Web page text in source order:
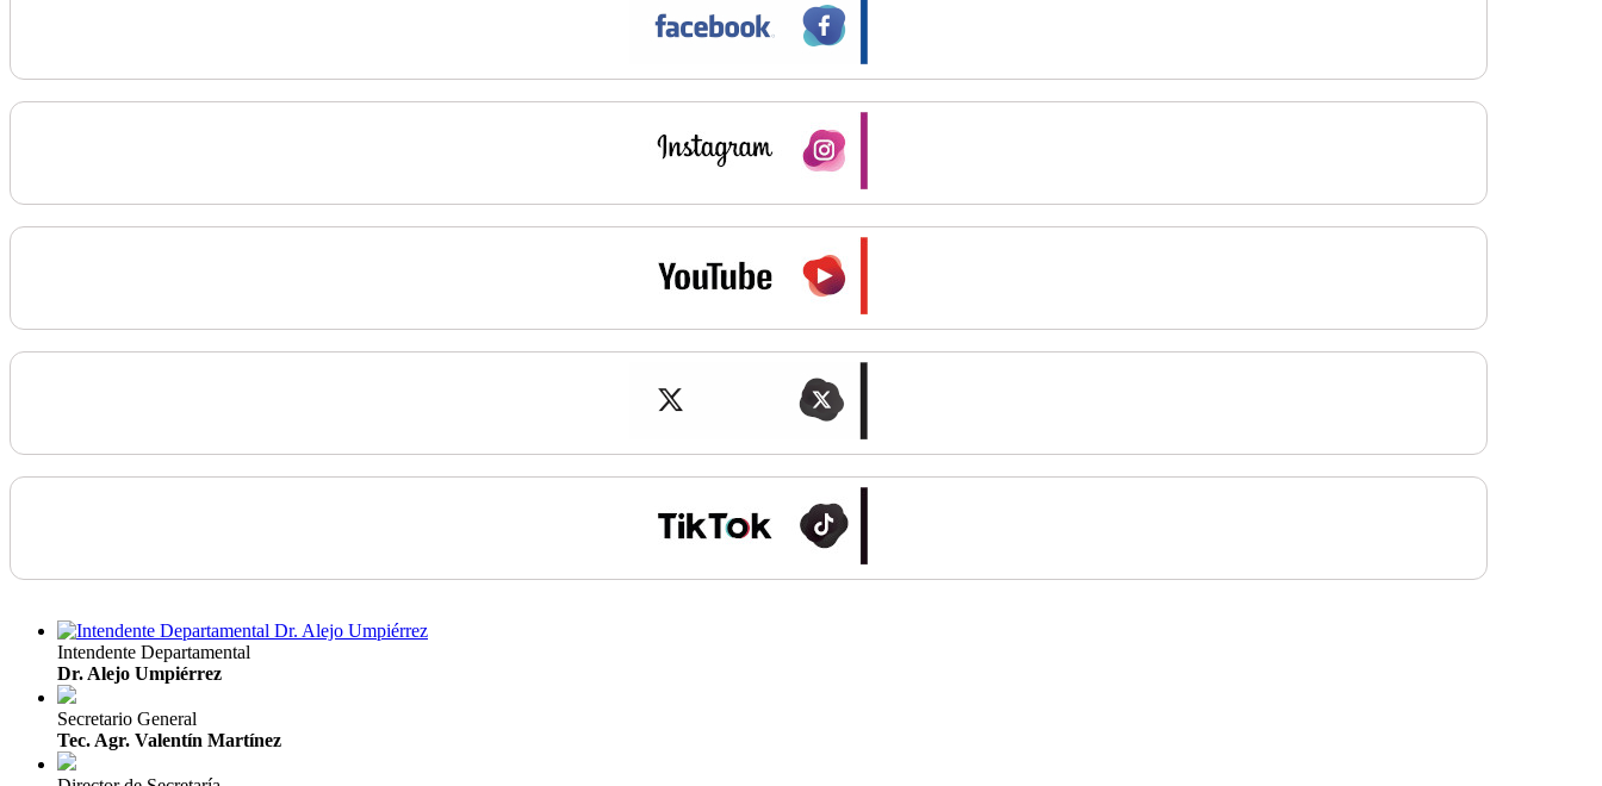
Intendente Departamental
Dr. Alejo Umpiérrez
Secretario General
Tec. Agr. Valentín Martínez